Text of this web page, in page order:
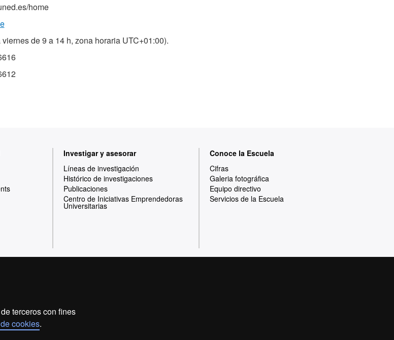
terceros con fines
cookies.
home
de 9 a 14 h, zona horaria UTC+01:00).
Investigar y asesorar
Líneas de investigación
Histórico de investigaciones
Publicaciones
Centro de Iniciativas Emprendedoras
Universitarias
Conoce la Escuela
Cifras
Galeria fotográfica
Equipo directivo
Servicios de la Escuela
universidad líder que imparte una docencia de calidad, diversificada, multidisciplinaria y
a las necesidades de la sociedad y adaptada a los nuevos modelos de la Europa del